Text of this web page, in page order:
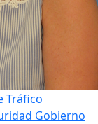
Tráfico
Gobierno